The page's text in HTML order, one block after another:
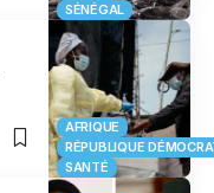
SÉNÉGAL
AFRIQUE
RÉPUBLIQUE
SANTÉ